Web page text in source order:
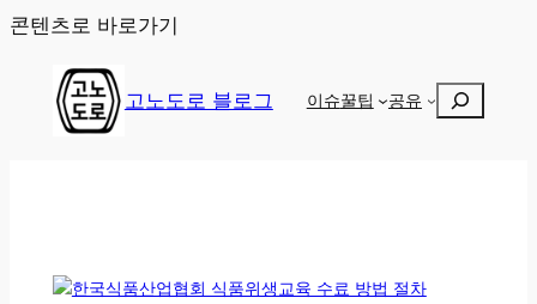
콘텐츠로 바로가기
고노도로 블로그 이슈꿀팁 공유
색